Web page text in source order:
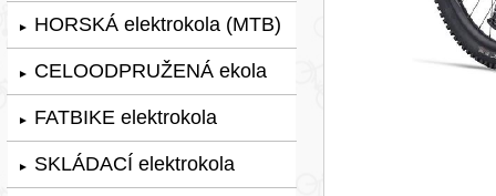
► HORSKÁ elektrokola (MTB)
► CELOODPRUŽENÁ ekola
► FATBIKE elektrokola
► SKLÁDACÍ elektrokola